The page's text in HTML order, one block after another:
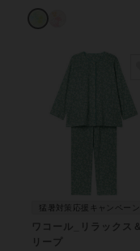
ランダー パジャマ
猛暑対策応援キャンペーン
ワコール_リラックス
リープ